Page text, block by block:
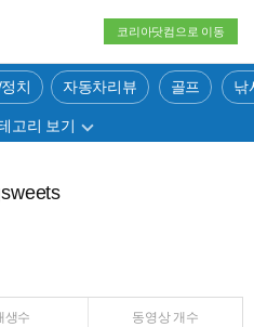
코리아닷컴으로 이동
치 자동차리뷰 골프 낚
고리 보기
생수 동영상 개수